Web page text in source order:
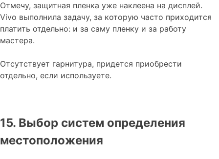
Отмечу, защитная пленка уже наклеена на дисплей.
Vivo выполнила задачу, за которую часто приходится
платить отдельно: и за саму пленку и за работу
мастера.
Отсутствует гарнитура, придется приобрести
отдельно, если используете.
15. Выбор систем определения
местоположения